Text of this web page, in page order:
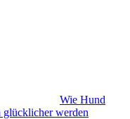
Wie Hund
glücklicher werden